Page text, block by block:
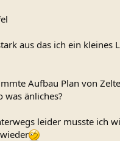
aus das ich ein kleines
Aufbau Plan von
was änliches?
leider musste ich